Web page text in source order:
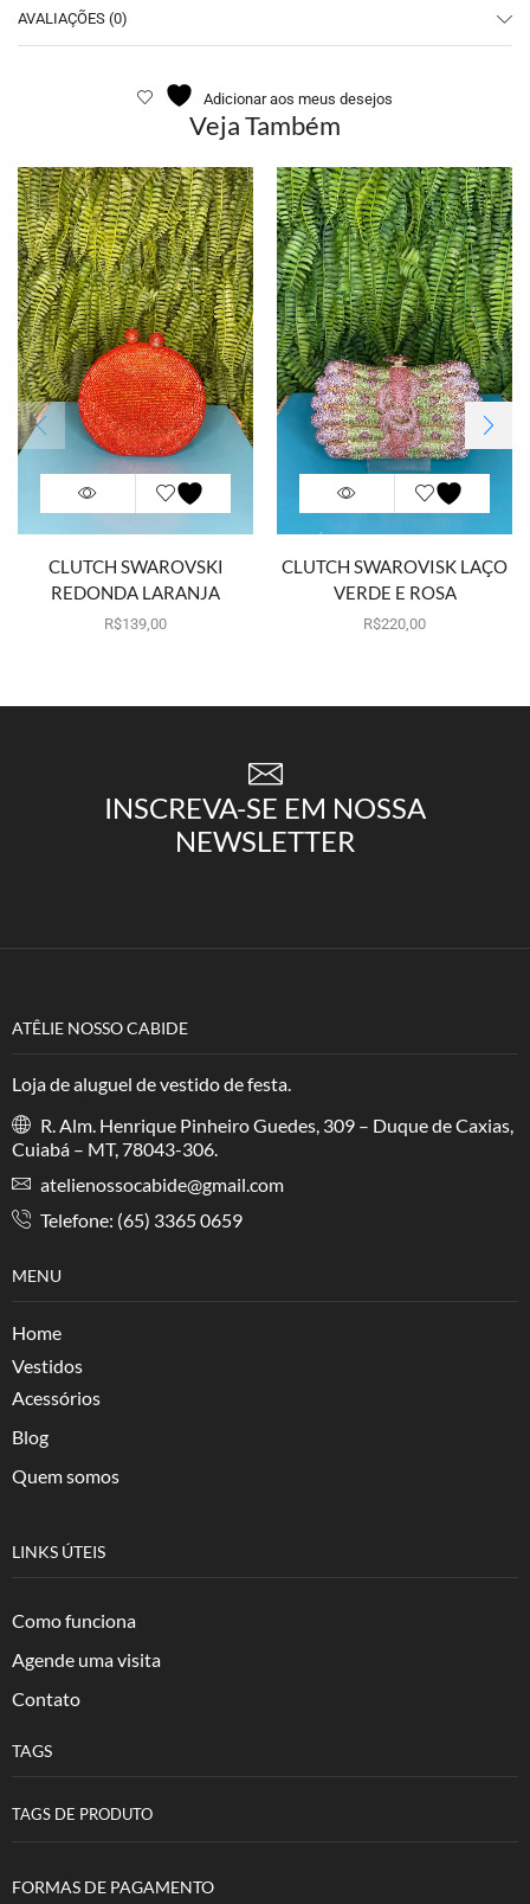
AVALIAÇÕES (0)
Adicionar aos meus desejos
Veja Também
CLUTCH SWAROVSKI
REDONDA LARANJA
R$139,00
Por aluguel
CLUTCH SWAROVISK LAÇO
VERDE E ROSA
R$220,00
Por aluguel
INSCREVA-SE EM NOSSA
NEWSLETTER
ATÊLIE NOSSO CABIDE
Loja de aluguel de vestido de festa.
R. Alm. Henrique Pinheiro Guedes, 309 – Duque de Caxias,
Cuiabá – MT, 78043-306.
atelienossocabide@gmail.com
Telefone: (65) 3365 0659
MENU
Home
Vestidos
Acessórios
Blog
Quem somos
LINKS ÚTEIS
Como funciona
Agende uma visita
Contato
TAGS
TAGS DE PRODUTO
FORMAS DE PAGAMENTO